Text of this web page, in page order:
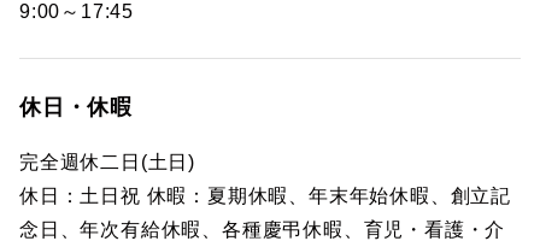
9:00～17:45
休日・休暇
完全週休二日(土日)
休日：土日祝 休暇：夏期休暇、年末年始休暇、創立記
念日、年次有給休暇、各種慶弔休暇、育児・看護・介